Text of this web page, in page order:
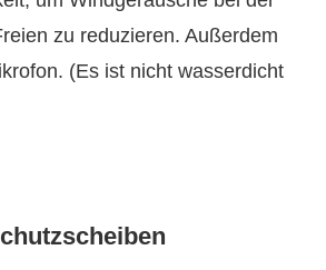
zu reduzieren. Außerdem
(Es ist nicht wasserdicht